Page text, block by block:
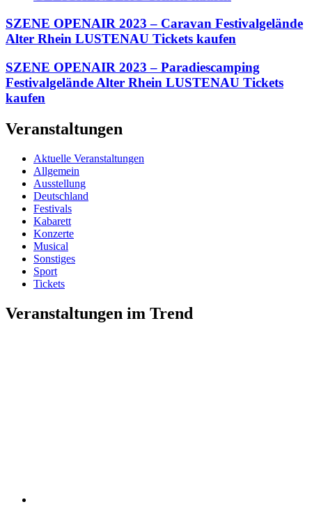
SZENE OPENAIR 2023 – Caravan Festivalgelände
Alter Rhein LUSTENAU Tickets kaufen
SZENE OPENAIR 2023 – Paradiescamping
Festivalgelände Alter Rhein LUSTENAU Tickets
kaufen
Veranstaltungen
Aktuelle Veranstaltungen
Allgemein
Ausstellung
Deutschland
Festivals
Kabarett
Konzerte
Musical
Sonstiges
Sport
Tickets
Veranstaltungen im Trend